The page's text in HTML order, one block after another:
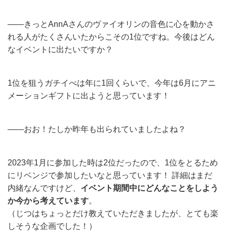
——きっとAnnAさんのヴァイオリンの音色に心を動かさ
れる人がたくさんいたからこその1位ですね。今後はどん
なイベントに出たいですか？
1位を狙うガチイべは年に1回くらいで、今年は6月にアニ
メーションギフトに出ようと思っています！
——おお！たしか昨年も出られていましたよね？
2023年1月に参加した時は2位だったので、1位をとるため
にリベンジで参加したいなと思っています！ 詳細はまだ
内緒なんですけど、 イベント期間中にどんなことをしよう
か今から考えています。
（じつはちょっとだけ教えていただきましたが、とても楽
しそうな企画でした！）